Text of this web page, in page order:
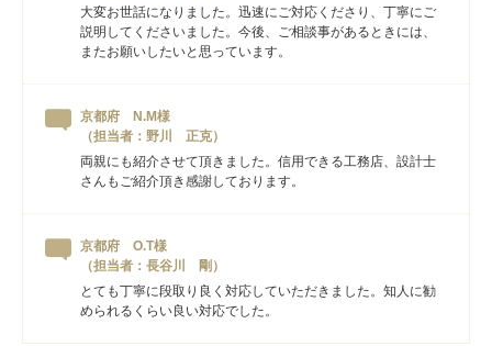
大変お世話になりました。迅速にご対応くださり、丁寧にご
説明してくださいました。今後、ご相談事があるときには、
またお願いしたいと思っています。
京都府 N.M様
（担当者：野川 正克）
両親にも紹介させて頂きました。信用できる工務店、設計士
さんもご紹介頂き感謝しております。
京都府 O.T様
（担当者：長谷川 剛）
とても丁寧に段取り良く対応していただきました。知人に勧
められるくらい良い対応でした。